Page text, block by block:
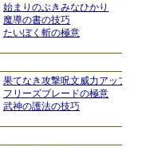
始まりのぶきみなひかり
魔導の書の技巧
たいぼく斬の極意
果てなき攻撃呪文威力アップ
フリーズブレードの極意
武神の護法の技巧